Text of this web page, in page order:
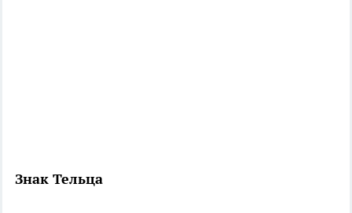
Знак Тельца